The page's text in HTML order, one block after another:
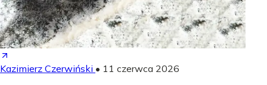
Kazimierz Czerwiński • 11 czerwca 2026